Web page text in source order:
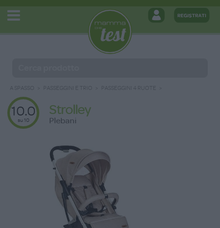
A SPASSO PASSEGGINI E TRIO PASSEGGINI 4 RUOTE
10.0
su 10
Strolley
Plebani